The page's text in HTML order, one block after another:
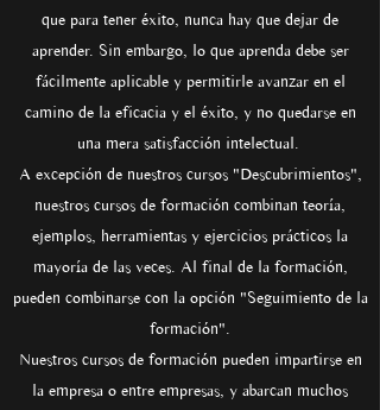
que para tener éxito, nunca hay que dejar de
aprender. Sin embargo, lo que aprenda debe ser
fácilmente aplicable y permitirle avanzar en el
camino de la eficacia y el éxito, y no quedarse en
una mera satisfacción intelectual.
A excepción de nuestros cursos "Descubrimientos",
nuestros cursos de formación combinan teoría,
ejemplos, herramientas y ejercicios prácticos la
mayoría de las veces. Al final de la formación,
pueden combinarse con la opción "Seguimiento de la
formación".
Nuestros cursos de formación pueden impartirse en
la empresa o entre empresas, y abarcan muchos